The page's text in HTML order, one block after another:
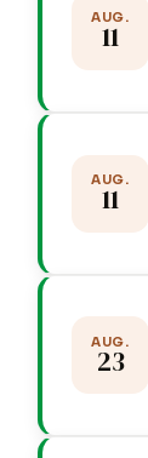
AUG.
11
AUG.
11
AUG.
23